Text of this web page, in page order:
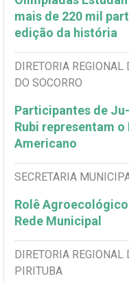
mais de 220 mil
edição da história
DIRETORIA REGIONAL
DO SOCORRO
Participantes de
Rubi representam o
Americano
SECRETARIA
Rolê
Rede Municipal
DIRETORIA REGIONAL
PIRITUBA